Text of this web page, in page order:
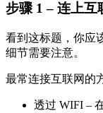
步骤 1 – 连上互
看到这标题，你应
细节需要注意。
最常连接互联网的
透过 WIFI –